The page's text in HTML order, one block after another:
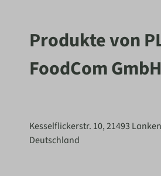
Produkte von
FoodCom GmbH
Kesselflickerstr. 10, 21493
Deutschland